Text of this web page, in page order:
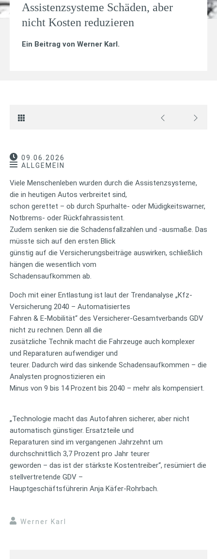
Assistenzsysteme Schäden, aber
nicht Kosten reduzieren
Ein Beitrag von Werner Karl.
09.06.2026
ALLGEMEIN
Viele Menschenleben wurden durch die Assistenzsysteme,
die in heutigen Autos verbreitet sind,
schon gerettet – ob durch Spurhalte- oder Müdigkeitswarner,
Notbrems- oder Rückfahrassistent.
Zudem senken sie die Schadensfallzahlen und -ausmaße. Das
müsste sich auf den ersten Blick
günstig auf die Versicherungsbeiträge auswirken, schließlich
hängen die wesentlich vom
Schadensaufkommen ab.
Doch mit einer Entlastung ist laut der Trendanalyse „Kfz-
Versicherung 2040 – Automatisiertes
Fahren & E-Mobilität“ des Versicherer-Gesamtverbands GDV
nicht zu rechnen. Denn all die
zusätzliche Technik macht die Fahrzeuge auch komplexer
und Reparaturen aufwendiger und
teurer. Dadurch wird das sinkende Schadensaufkommen – die
Analysten prognostizieren ein
Minus von 9 bis 14 Prozent bis 2040 – mehr als kompensiert.
„Technologie macht das Autofahren sicherer, aber nicht
automatisch günstiger. Ersatzteile und
Reparaturen sind im vergangenen Jahrzehnt um
durchschnittlich 3,7 Prozent pro Jahr teurer
geworden – das ist der stärkste Kostentreiber“, resümiert die
stellvertretende GDV –
Hauptgeschäftsführerin Anja Käfer-Rohrbach.
Werner Karl